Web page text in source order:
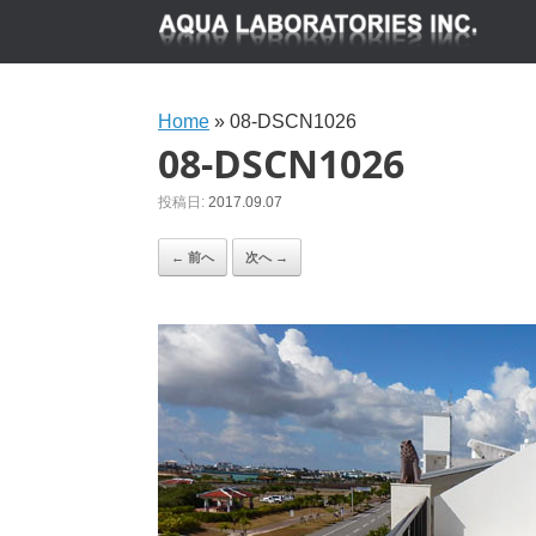
Home » 08-DSCN1026
08-DSCN1026
投稿日: 2017.09.07
← 前へ 次へ →